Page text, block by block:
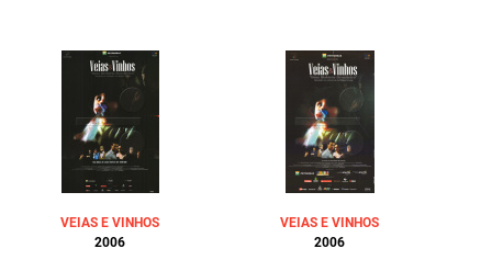
VEIAS E VINHOS
2006
VEIAS E VINHOS
2006